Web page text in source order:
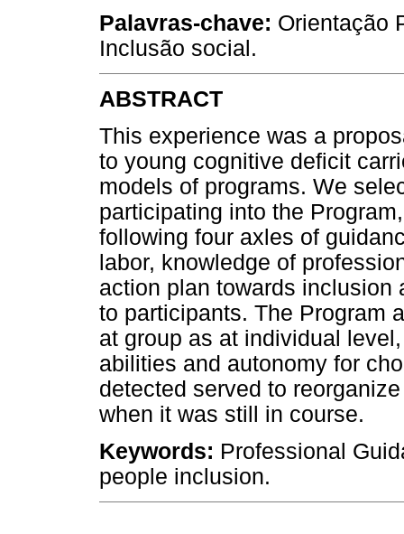
Palavras-chave: Orientação
Inclusão social.
ABSTRACT
This experience was a
to young cognitive deficit
models of programs. We
participating into the
following four axles of
labor, knowledge of
action plan towards inclusion
to participants. The Program
at group as at individual
abilities and autonomy for
detected served to
when it was still in course.
Keywords: Professional
people inclusion.